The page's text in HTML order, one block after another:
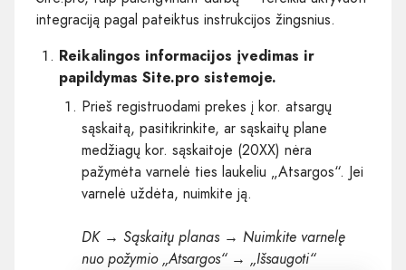
integraciją pagal pateiktus instrukcijos žingsnius.
Reikalingos informacijos įvedimas ir
papildymas Site.pro sistemoje.
Prieš registruodami prekes į kor. atsargų
sąskaitą, pasitikrinkite, ar sąskaitų plane
medžiagų kor. sąskaitoje (20XX) nėra
pažymėta varnelė ties laukeliu „Atsargos“. Jei
varnelė uždėta, nuimkite ją.
DK → Sąskaitų planas → Nuimkite varnelę
nuo požymio „Atsargos“ → „Išsaugoti“